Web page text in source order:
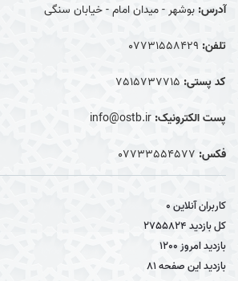
آدرس: بوشهر - میدان امام - خیابان سنگی
تلفن: 07731558429
کد پستی: 7515737715
پست الکترونیک: info@ostb.ir
فکس: 07733554577
کاربران آنلاین0
کل بازدید2755824
بازدید امروز1200
بازدید این صفحه81